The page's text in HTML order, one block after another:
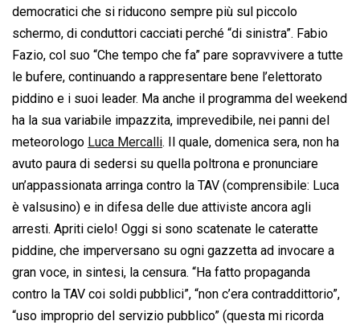
e
b
o
o
k
t
s
A
p
p
k
e
d
I
n
e
a
d
s
i
l
y
L
n
k
n
t
democratici che si riducono sempre più sul piccolo
schermo, di conduttori cacciati perché “di sinistra”. Fabio
Fazio, col suo “Che tempo che fa” pare sopravvivere a tutte
le bufere, continuando a rappresentare bene l’elettorato
piddino e i suoi leader. Ma anche il programma del weekend
ha la sua variabile impazzita, imprevedibile, nei panni del
meteorologo Luca Mercalli. Il quale, domenica sera, non ha
avuto paura di sedersi su quella poltrona e pronunciare
un’appassionata arringa contro la TAV (comprensibile: Luca
è valsusino) e in difesa delle due attiviste ancora agli
arresti. Apriti cielo! Oggi si sono scatenate le cateratte
piddine, che imperversano su ogni gazzetta ad invocare a
gran voce, in sintesi, la censura. “Ha fatto propaganda
contro la TAV coi soldi pubblici”, “non c’era contraddittorio”,
“uso improprio del servizio pubblico” (questa mi ricorda